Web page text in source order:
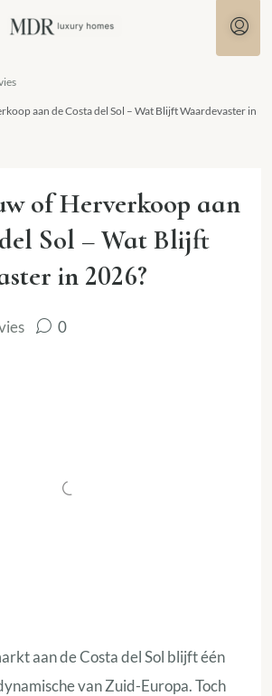
aan de Costa del Sol – Wat Blijft Waardevaster in
of Herverkoop aan
Sol – Wat Blijft
in 2026?
0
aan de Costa del Sol blijft één
van Zuid-Europa. Toch